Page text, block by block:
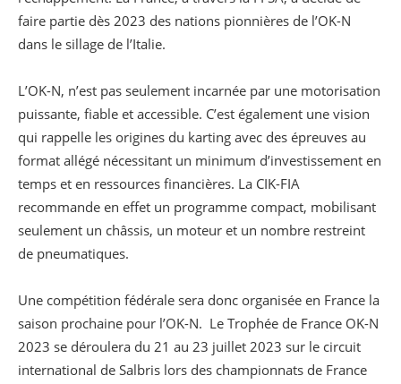
faire partie dès 2023 des nations pionnières de l’OK-N
dans le sillage de l’Italie.
L’OK-N, n’est pas seulement incarnée par une motorisation
puissante, fiable et accessible. C’est également une vision
qui rappelle les origines du karting avec des épreuves au
format allégé nécessitant un minimum d’investissement en
temps et en ressources financières. La CIK-FIA
recommande en effet un programme compact, mobilisant
seulement un châssis, un moteur et un nombre restreint
de pneumatiques.
Une compétition fédérale sera donc organisée en France la
saison prochaine pour l’OK-N. Le Trophée de France OK-N
2023 se déroulera du 21 au 23 juillet 2023 sur le circuit
international de Salbris lors des championnats de France